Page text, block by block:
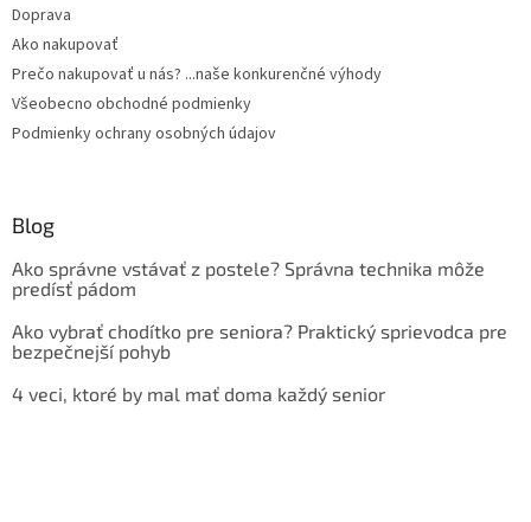
Doprava
Ako nakupovať
Prečo nakupovať u nás? ...naše konkurenčné výhody
Všeobecno obchodné podmienky
Podmienky ochrany osobných údajov
Blog
Ako správne vstávať z postele? Správna technika môže
predísť pádom
Ako vybrať chodítko pre seniora? Praktický sprievodca pre
bezpečnejší pohyb
4 veci, ktoré by mal mať doma každý senior